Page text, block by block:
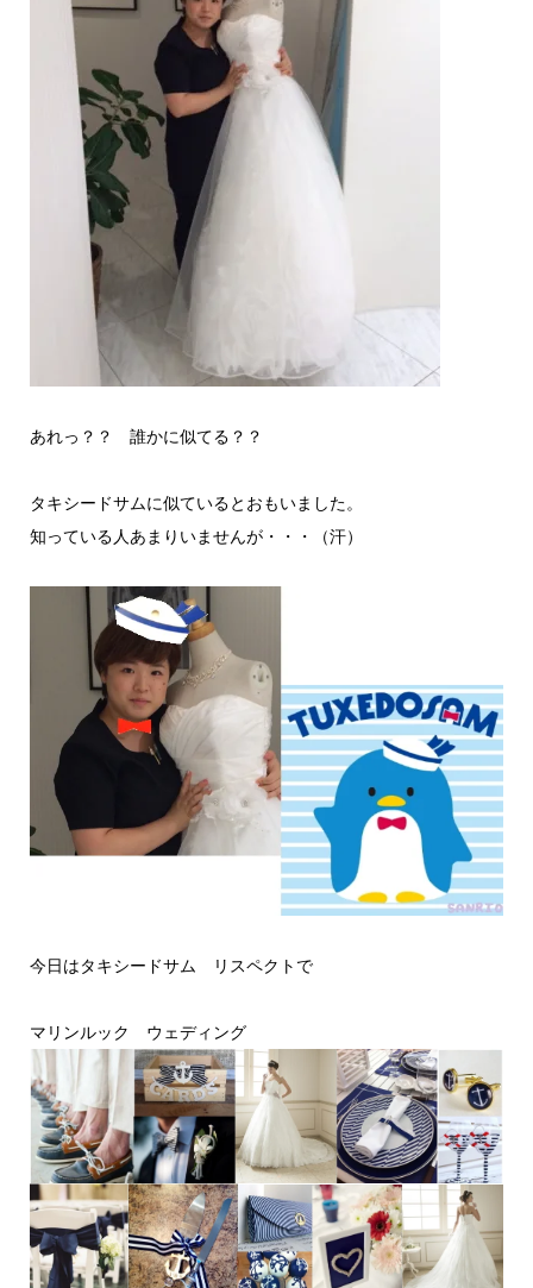
あれっ？？ 誰かに似てる？？
タキシードサムに似ているとおもいました。
知っている人あまりいませんが・・・（汗）
今日はタキシードサム リスペクトで
マリンルック ウェディング